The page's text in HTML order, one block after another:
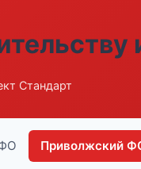
Стандарт
Приволжский